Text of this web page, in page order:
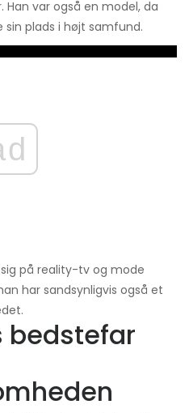
Han var også en model, da
plads i højt samfund.
på reality-tv og mode
har sandsynligvis også et
bedstefar